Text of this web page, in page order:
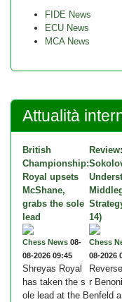
FIDE News
ECU News
MCA News
Attualità
British
Championship:
Royal upsets
McShane,
grabs the sole
lead
Chess News 08-
08-2026 09:45
Shreyas Royal
has taken the s
ole lead at the B
14)
Chess
08-2026
r
enfeld